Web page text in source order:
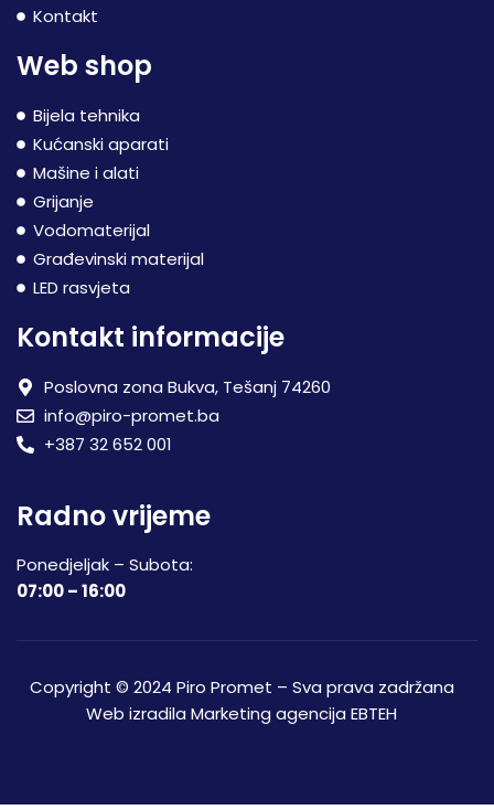
Kontakt
Web shop
Bijela tehnika
Kućanski aparati
Mašine i alati
Grijanje
Vodomaterijal
Građevinski materijal
LED rasvjeta
Kontakt informacije
Poslovna zona Bukva, Tešanj 74260
info@piro-promet.ba
+387 32 652 001
Radno vrijeme
Ponedjeljak – Subota:
07:00 – 16:00
Copyright © 2024 Piro Promet – Sva prava zadržana
Web izradila Marketing agencija EBTEH